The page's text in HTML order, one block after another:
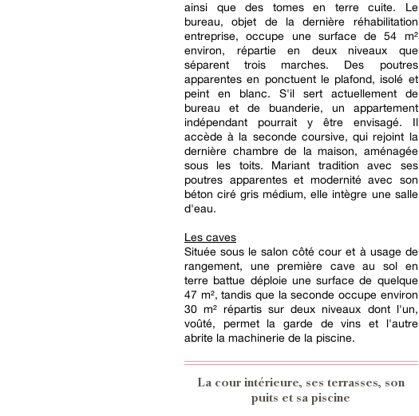
ainsi que des tomes en terre cuite. Le
bureau, objet de la dernière réhabilitation
entreprise, occupe une surface de 54 m²
environ, répartie en deux niveaux que
séparent trois marches. Des poutres
apparentes en ponctuent le plafond, isolé et
peint en blanc. S'il sert actuellement de
bureau et de buanderie, un appartement
indépendant pourrait y être envisagé. Il
accède à la seconde coursive, qui rejoint la
dernière chambre de la maison, aménagée
sous les toits. Mariant tradition avec ses
poutres apparentes et modernité avec son
béton ciré gris médium, elle intègre une salle
d'eau.
Les caves
Située sous le salon côté cour et à usage de
rangement, une première cave au sol en
terre battue déploie une surface de quelque
47 m², tandis que la seconde occupe environ
30 m² répartis sur deux niveaux dont l'un,
voûté, permet la garde de vins et l'autre
abrite la machinerie de la piscine.
La cour intérieure, ses terrasses, son
puits et sa piscine